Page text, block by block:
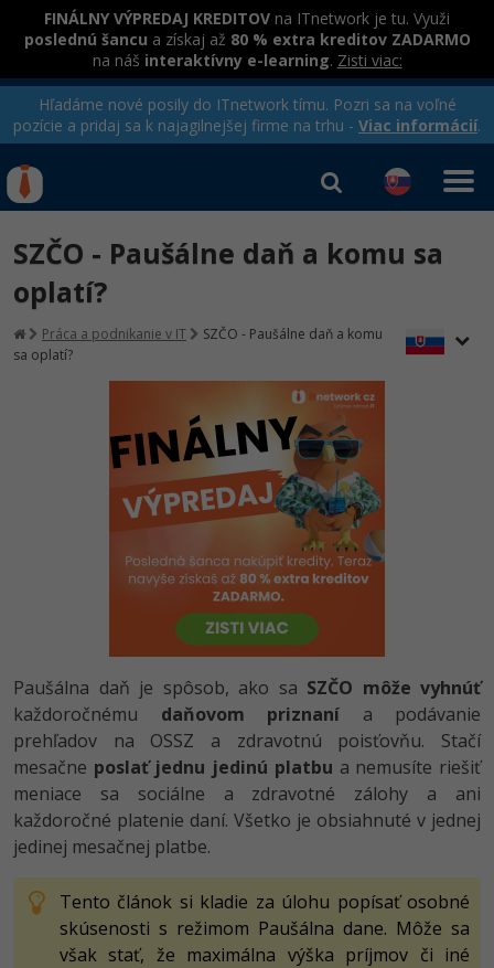
FINÁLNY VÝPREDAJ KREDITOV na ITnetwork je tu. Využi
poslednú šancu a získaj až 80 % extra kreditov ZADARMO
na náš interaktívny e-learning. Zisti viac:
Hľadáme nové posily do ITnetwork tímu. Pozri sa na voľné
pozície a pridaj sa k najagilnejšej firme na trhu - Viac informácií.
Kurzy Úrad Práce
hradené úradom práce
Kurzy programovania
C# .NET -80%
Python -80%
JavaScript -80%
C++
-80%
-80%
Céčko -80%
SQL
Kurzy e-commerce
Testovanie softvéru
Marketing -30%
WordPress
SEO -30%
Business
Copywriting -30%
MS Office -80%
Google Dokumenty
Time management
Fórum
Kurzy dizajnu
HTML/CSS -80%
Photoshop -80%
Adobe Illustrator -80%
Adobe Lightroom -30%
Adobe XD -15%
Adobe InDesign
Adobe After Effects
Blender -80%
Inkscape
Fotografovanie -80%
Blog
Prihlásiť sa | Registrovať
SZČO - Paušálne daň a komu sa
oplatí?
Práca a podnikanie v IT
SZČO - Paušálne daň a komu
sa oplatí?
Paušálna daň je spôsob, ako sa SZČO môže vyhnúť
každoročnému daňovom priznaní a podávanie
prehľadov na OSSZ a zdravotnú poisťovňu. Stačí
mesačne poslať jednu jedinú platbu a nemusíte riešiť
meniace sa sociálne a zdravotné zálohy a ani
každoročné platenie daní. Všetko je obsiahnuté v jednej
jedinej mesačnej platbe.
Tento článok si kladie za úlohu popísať osobné
skúsenosti s režimom Paušálna dane. Môže sa
však stať, že maximálna výška príjmov či iné